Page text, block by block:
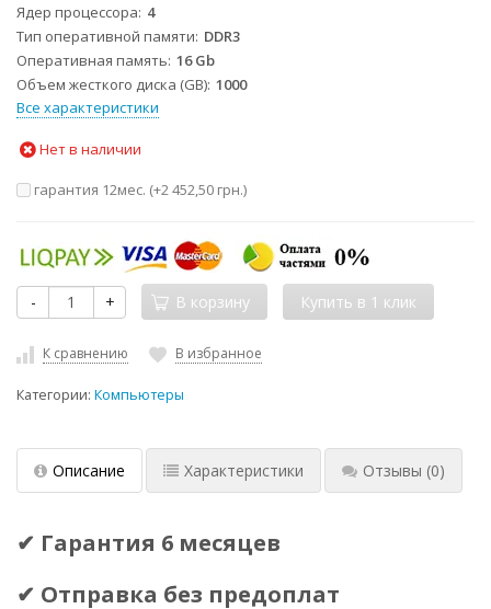
Ядер процессора 4
Тип оперативной памяти DDR3
Оперативная память 16 Gb
Объем жесткого диска (GB) 1000
Все характеристики
Нет в наличии
гарантия 12мес. (+2 452,50 грн.)
- + В корзину
К сравнению В избранное
Категории: Компьютеры
Описание Характеристики Отзывы (0)
✔ Гарантия 6 месяцев
✔ Отправка без предоплат